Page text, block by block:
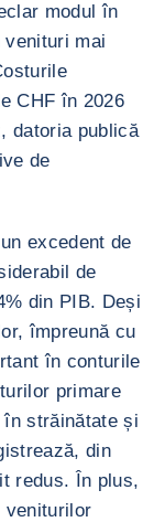
modul în
mai
CHF în 2026
datoria publică
de
excedent de
de
din PIB. Deși
împreună cu
în conturile
primare
străinătate și
din
redus. În plus,
veniturilor